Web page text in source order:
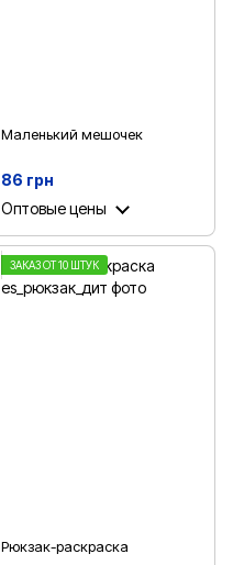
Маленький мешочек
86 грн
Оптовые цены
ЗАКАЗ ОТ 10 ШТУК
Рюкзак-раскраска